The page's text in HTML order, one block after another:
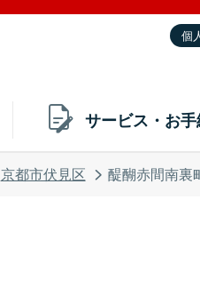
個
サービス・お手
京都市伏見区 醍醐赤間南裏